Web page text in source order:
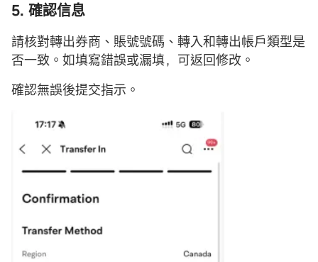
5. 確認信息
請核對轉出券商、賬號號碼、轉入和轉出帳戶類型是
否一致。如填寫錯誤或漏填，可返回修改。
確認無誤後提交指示。